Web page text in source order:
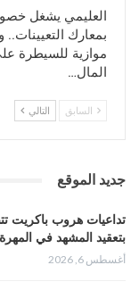
العليمي يشغل
بمعارك
موازية للسيطرة
المال…
السابق التالي
جديد الموقع
تداعيات هروب باكريت
بتعقيد المشهد في
أغسطس 6, 2026